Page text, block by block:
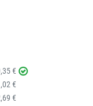
€
€
€